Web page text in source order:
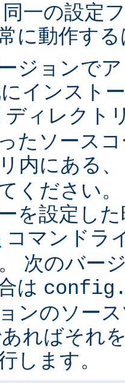
同一の設定
に動作す
ジョンで
インスト
ディレクト
たソース
内にある
ください
を設定し
コマンドラ
次のバー
は
ンのソー
ればそれ
します。